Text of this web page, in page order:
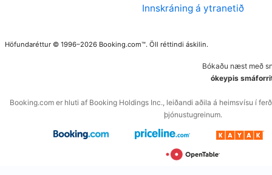
Innskráning á ytranetið
Höfundaréttur © 1996–2026 Booking.com™. Öll réttindi áskilin.
Bókaðu næst með
ókeypis
Booking.com er hluti af Booking Holdings Inc., leiðandi aðila á heimsvísu í
þjónustugreinum.